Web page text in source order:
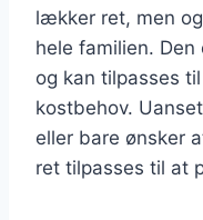
lækker ret, men
hele familien.
og kan tilpasses
kostbehov.
eller bare ønsker
ret tilpasses til at